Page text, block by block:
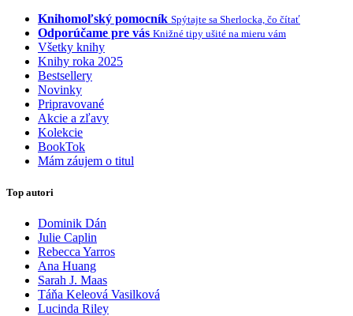
Knihomoľský pomocník Spýtajte sa Sherlocka, čo čítať
Odporúčame pre vás Knižné tipy ušité na mieru vám
Všetky knihy
Knihy roka 2025
Bestsellery
Novinky
Pripravované
Akcie a zľavy
Kolekcie
BookTok
Mám záujem o titul
Top autori
Dominik Dán
Julie Caplin
Rebecca Yarros
Ana Huang
Sarah J. Maas
Táňa Keleová Vasilková
Lucinda Riley